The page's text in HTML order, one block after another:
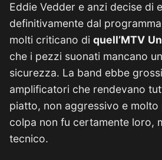
Eddie Vedder e anzi decise di
definitivamente dal
molti criticano di quell’MTV
che i pezzi suonati mancano
sicurezza. La band ebbe
amplificatori che rendevano
piatto, non aggressivo e
colpa non fu certamente loro,
tecnico.